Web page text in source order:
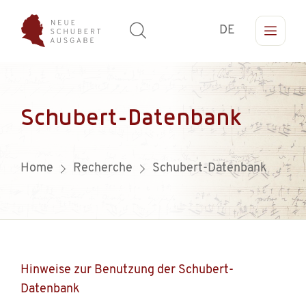
DE
Schubert-Datenbank
Home Recherche Schubert-Datenbank
Hinweise zur Benutzung der Schubert-
Datenbank